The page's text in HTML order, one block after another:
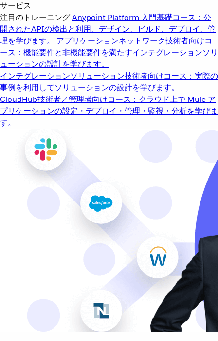
サービス
注目のトレーニングAnypoint Platform 入門基礎コース：公
開されたAPIの検出と利用、デザイン、ビルド、デプロイ、管
理を学びます。
アプリケーションネットワーク技術者向けコ
ース：機能要件と非機能要件を満たすインテグレーションソリ
ューションの設計を学びます。
インテグレーションソリューション技術者向けコース：実際の
事例を利用してソリューションの設計を学びます。
CloudHub技術者／管理者向けコース：クラウド上で Mule ア
プリケーションの設定・デプロイ・管理・監視・分析を学びま
す。